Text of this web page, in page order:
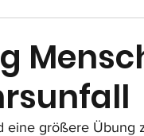
eine größere Übung